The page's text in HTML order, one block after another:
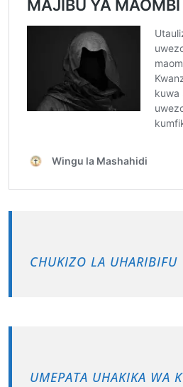
CHUKIZO LA UHARIBIFU
UMEPATA UHAKIKA WA